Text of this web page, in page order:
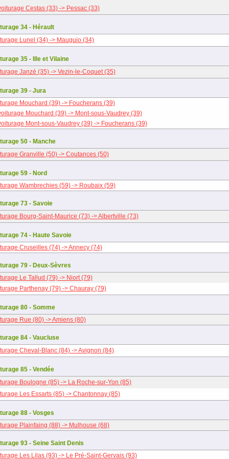
Cestas (33) -> Pessac (33)
34 - Hérault
Lunel (34) -> Mauguio (34)
35 - Ille et Vilaine
Janzé (35) -> Vezin-le-Coquet (35)
39 - Jura
Mouchard (39) -> Foucherans (39)
Mouchard (39) -> Mont-sous-Vaudrey (39)
Mont-sous-Vaudrey (39) -> Foucherans (39)
50 - Manche
Granville (50) -> Coutances (50)
59 - Nord
Wambrechies (59) -> Roubaix (59)
73 - Savoie
Bourg-Saint-Maurice (73) -> Albertville (73)
74 - Haute Savoie
Cruseilles (74) -> Annecy (74)
79 - Deux-Sèvres
Le Tallud (79) -> Niort (79)
Parthenay (79) -> Chauray (79)
80 - Somme
Rue (80) -> Amiens (80)
84 - Vaucluse
Cheval-Blanc (84) -> Avignon (84)
85 - Vendée
Boulogne (85) -> La Roche-sur-Yon (85)
Les Essarts (85) -> Chantonnay (85)
88 - Vosges
Plainfaing (88) -> Mulhouse (68)
93 - Seine Saint Denis
Les Lilas (93) -> Le Pré-Saint-Gervais (93)